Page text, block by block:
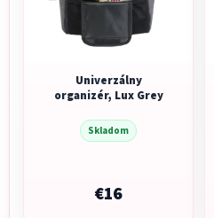
Univerzálny
organizér, Lux Grey
Skladom
€16